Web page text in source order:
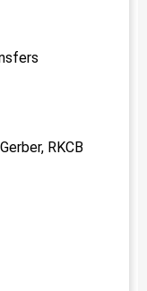
RKCB